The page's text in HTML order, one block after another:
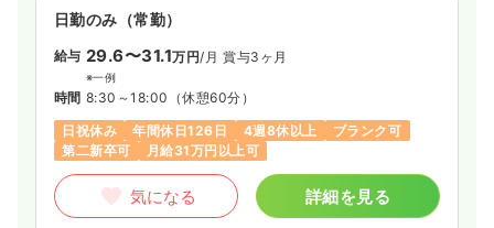
日勤のみ（常勤）
給与 29.6〜31.1万円/月 賞与3ヶ月
※一例
時間 8:30～18:00 （休憩60分）
日祝休み
年間休日126日 4週8休以上
ブランク可
第二新卒可
月給31万円以上可
気になる 詳細を見る